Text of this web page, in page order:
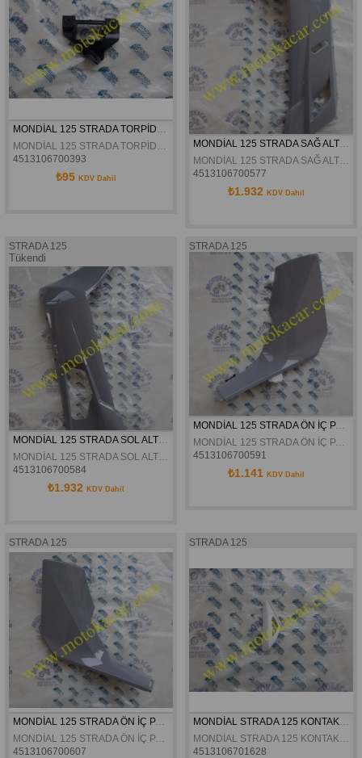
MONDİAL 125 STRADA TORPİDO MENTEŞE PLASTİĞİ ORJİNAL
MONDİAL 125 STRADA TORPİDO MENTEŞE PLASTİĞİ ORJİNAL
4513106700393
₺95 KDV Dahil
MONDİAL 125 STRADA SAĞ ALT MAŞBİYEL GRİ ORJİNAL
MONDİAL 125 STRADA SAĞ ALT MAŞBİYEL GRİ ORJİNAL
4513106700577
₺1.932 KDV Dahil
STRADA 125
Tükendi
MONDİAL 125 STRADA SOL ALT MAŞBİYEL GRİ ORJİNAL
MONDİAL 125 STRADA SOL ALT MAŞBİYEL GRİ ORJİNAL
4513106700584
₺1.932 KDV Dahil
STRADA 125
MONDİAL 125 STRADA ÖN İÇ PANEL SAĞ GRİ ORJİNAL
MONDİAL 125 STRADA ÖN İÇ PANEL SAĞ GRİ ORJİNAL
4513106700591
₺1.141 KDV Dahil
STRADA 125
MONDİAL 125 STRADA ÖN İÇ PANEL SOL GRİ ORJİNAL
MONDİAL 125 STRADA ÖN İÇ PANEL SOL GRİ ORJİNAL
4513106700607
STRADA 125
MONDİAL STRADA 125 KONTAK SAĞ KAPAK BEYAZ ORJİNAL
MONDİAL STRADA 125 KONTAK SAĞ KAPAK BEYAZ ORJİNAL
4513106701628